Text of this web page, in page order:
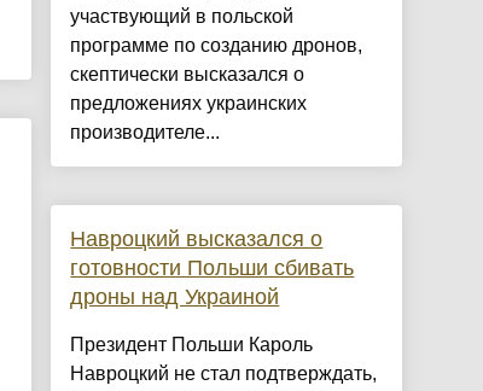
участвующий в польской
программе по созданию дронов,
скептически высказался о
предложениях украинских
производителе...
Навроцкий высказался о
готовности Польши сбивать
дроны над Украиной
Президент Польши Кароль
Навроцкий не стал подтверждать,